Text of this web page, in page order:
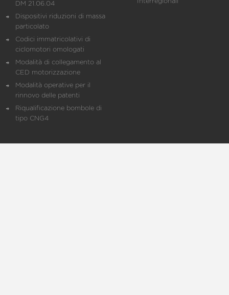
DM 21.06.04
Dispositivi riduzioni di massa
particolato
Codici immatricolativi di
ciclomotori omologati
Modalità di collegamento al
CED motorizzazione
Modalità operative per il
rinnovo delle patenti
Riqualificazione bombole di
tipo CNG4